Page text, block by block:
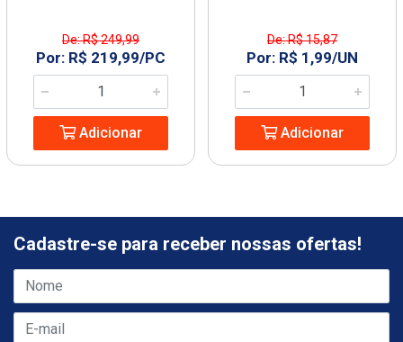
De: R$ 249,99
Por: R$ 219,99/PC
Adicionar
De: R$ 15,87
Por: R$ 1,99/UN
Adicionar
Cadastre-se para receber nossas ofertas!